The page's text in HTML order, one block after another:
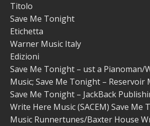
Titolo
Save Me Tonight
Etichetta
Warner Music Italy
Edizioni
Save Me Tonight – ust a Pianoman/
Music; Save Me Tonight – Reservoir
Save Me Tonight – JackBack
Write Here Music (SACEM) Save Me
Music Runnertunes/Baxter House